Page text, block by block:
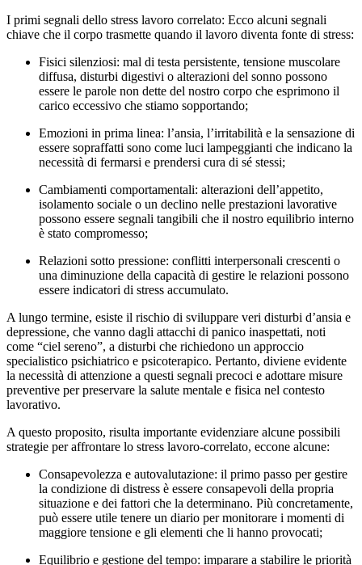
I primi segnali dello stress lavoro correlato: Ecco alcuni segnali
chiave che il corpo trasmette quando il lavoro diventa fonte di stress:
Fisici silenziosi: mal di testa persistente, tensione muscolare
diffusa, disturbi digestivi o alterazioni del sonno possono
essere le parole non dette del nostro corpo che esprimono il
carico eccessivo che stiamo sopportando;
Emozioni in prima linea: l’ansia, l’irritabilità e la sensazione di
essere sopraffatti sono come luci lampeggianti che indicano la
necessità di fermarsi e prendersi cura di sé stessi;
Cambiamenti comportamentali: alterazioni dell’appetito,
isolamento sociale o un declino nelle prestazioni lavorative
possono essere segnali tangibili che il nostro equilibrio interno
è stato compromesso;
Relazioni sotto pressione: conflitti interpersonali crescenti o
una diminuzione della capacità di gestire le relazioni possono
essere indicatori di stress accumulato.
A lungo termine, esiste il rischio di sviluppare veri disturbi d’ansia e
depressione, che vanno dagli attacchi di panico inaspettati, noti
come “ciel sereno”, a disturbi che richiedono un approccio
specialistico psichiatrico e psicoterapico. Pertanto, diviene evidente
la necessità di attenzione a questi segnali precoci e adottare misure
preventive per preservare la salute mentale e fisica nel contesto
lavorativo.
A questo proposito, risulta importante evidenziare alcune possibili
strategie per affrontare lo stress lavoro-correlato, eccone alcune:
Consapevolezza e autovalutazione: il primo passo per gestire
la condizione di distress è essere consapevoli della propria
situazione e dei fattori che la determinano. Più concretamente,
può essere utile tenere un diario per monitorare i momenti di
maggiore tensione e gli elementi che li hanno provocati;
Equilibrio e gestione del tempo: imparare a stabilire le priorità